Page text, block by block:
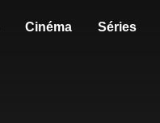
Cinéma Séries